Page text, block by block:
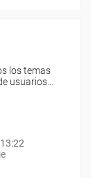
los temas
usuarios…